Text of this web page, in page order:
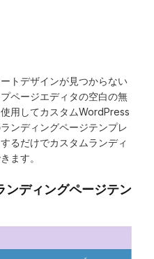
トデザインが見つからない
ページエディタの空白の無
用してカスタムWordPress
ンディングページテンプレ
るだけでカスタムランディ
ます。
ディングページテン